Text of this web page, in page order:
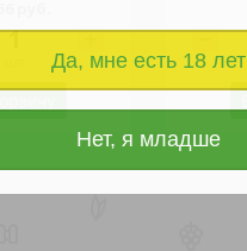
Да, мне есть 18 лет
Нет, я младше